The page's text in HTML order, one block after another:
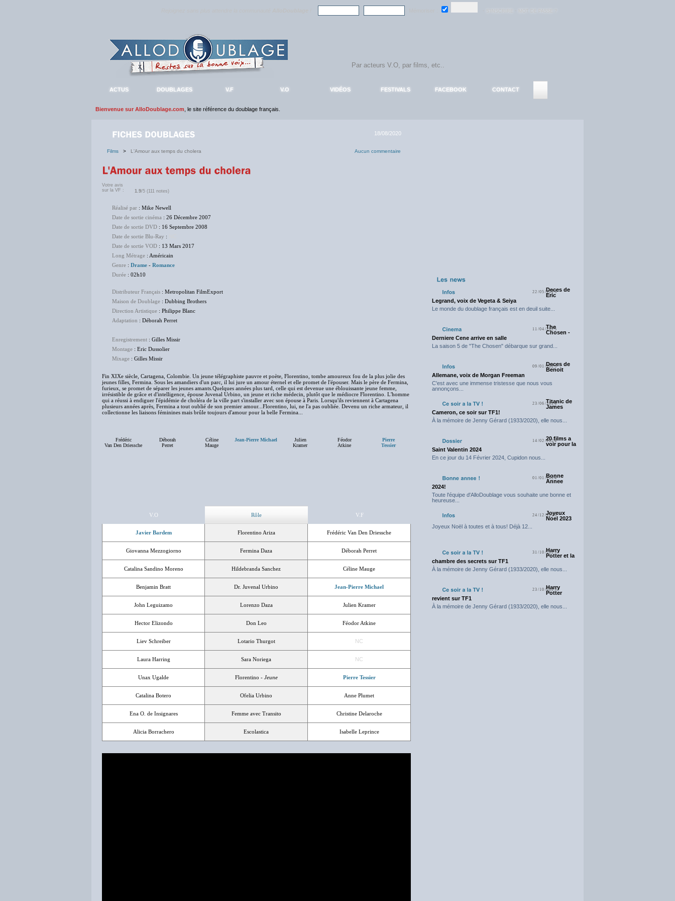
ACTUS DOUBLAGES V.F V.O VIDÉOS FESTIVALS FACEBOOK CONTACT
Bienvenue sur AlloDoublage.com , le site référence du doublage français.
18/08/2020
Films > L'Amour aux temps du cholera Aucun commentaire
Votre avis
sur la VF :
1.9/5 (111 notes)
Réalisé par : Mike Newell
Date de sortie cinéma : 26 Décembre 2007
Date de sortie DVD : 16 Septembre 2008
Date de sortie Blu-Ray :
Date de sortie VOD : 13 Mars 2017
Long Métrage : Américain
Genre : Drame - Romance
Durée : 02h10
Distributeur Français : Metropolitan FilmExport
Maison de Doublage : Dubbing Brothers
Direction Artistique : Philippe Blanc
Adaptation : Déborah Perret
Enregistrement : Gilles Missir
Montage : Eric Dussolier
Mixage : Gilles Missir
Fin XIXe siècle, Cartagena, Colombie. Un jeune télégraphiste pauvre et poète, Florentino, tombe amoureux fou de la plus jolie des
jeunes filles, Fermina. Sous les amandiers d'un parc, il lui jure un amour éternel et elle promet de l'épouser. Mais le père de Fermina,
furieux, se promet de séparer les jeunes amants.Quelques années plus tard, celle qui est devenue une éblouissante jeune femme,
irrésistible de grâce et d'intelligence, épouse Juvenal Urbino, un jeune et riche médecin, plutôt que le médiocre Florentino. L'homme
qui a réussi à endiguer l'épidémie de choléra de la ville part s'installer avec son épouse à Paris. Lorsqu'ils reviennent à Cartagena
plusieurs années après, Fermina a tout oublié de son premier amour...Florentino, lui, ne l'a pas oubliée. Devenu un riche armateur, il
collectionne les liaisons féminines mais brûle toujours d'amour pour la belle Fermina...
Frédéric
Van Den Driessche
Déborah
Perret
Céline
Mauge
Jean-Pierre Michael
Julien
Kramer
Féodor
Atkine
Pierre
Tessier
V.O Rôle V.F
Javier Bardem Florentino Ariza Frédéric Van Den Driessche
Giovanna Mezzogiorno Fermina Daza Déborah Perret
Catalina Sandino Moreno Hildebranda Sanchez Céline Mauge
Benjamin Bratt Dr. Juvenal Urbino Jean-Pierre Michael
John Leguizamo Lorenzo Daza Julien Kramer
Hector Elizondo Don Leo Féodor Atkine
Liev Schreiber Lotario Thurgot NC
Laura Harring Sara Noriega NC
Unax Ugalde Florentino - Jeune Pierre Tessier
Catalina Botero Ofelia Urbino Anne Plumet
Ena O. de Insignares Femme avec Transito Christine Delaroche
Alicia Borrachero Escolastica Isabelle Leprince
22/05/2025Deces de
Eric
Legrand, voix de Vegeta & Seiya
Le monde du doublage français est en deuil suite...
11/04/2025
The
Chosen -
Derniere Cene arrive en salle
La saison 5 de "The Chosen" débarque sur grand...
09/01/2025Deces de
Benoit
Allemane, voix de Morgan Freeman
C'est avec une immense tristesse que nous vous
annonçons...
23/06/2024Titanic de
James
Cameron, ce soir sur TF1!
À la mémoire de Jenny Gérard (1933/2020), elle nous...
14/02/202420 films a
voir pour la
Saint Valentin 2024
En ce jour du 14 Février 2024, Cupidon nous...
01/01/2024
Bonne
Annee
2024!
Toute l'équipe d'AlloDoublage vous souhaite une bonne et
heureuse...
24/12/2023
Joyeux
Noel 2023
Joyeux Noël à toutes et à tous! Déjà 12...
31/10/2023
Harry
Potter et la
chambre des secrets sur TF1
À la mémoire de Jenny Gérard (1933/2020), elle nous...
23/10/2023
Harry
Potter
revient sur TF1
À la mémoire de Jenny Gérard (1933/2020), elle nous...